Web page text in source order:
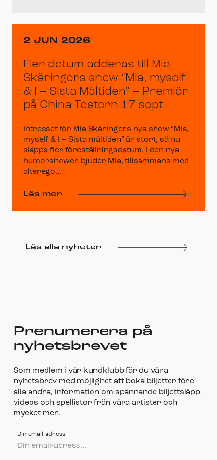
2 JUN 2026
Fler datum adderas till Mia
Skäringers show “Mia, myself
& I – Sista Måltiden” – Premiär
på China Teatern 17 sept
Intresset för Mia Skäringers nya show “Mia,
myself & I – Sista måltiden” är stort, så nu
släpps fler föreställningsdatum. I den nya
humorshowen bjuder Mia, tillsammans med
alterego...
Läs mer
Läs alla nyheter
Prenumerera på
nyhetsbrevet
Som medlem i vår kundklubb får du våra
nyhetsbrev med möjlighet att boka biljetter före
alla andra, information om spännande biljettsläpp,
videos och spellistor från våra artister och
mycket mer.
Din email-adress